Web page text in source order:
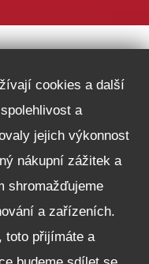
pro zákazníky
na jejich práva
cookies a další
a
jejich výkonnost
nákupní zážitek a
shromažďujeme
a zařízeních.
toto přijímáte a